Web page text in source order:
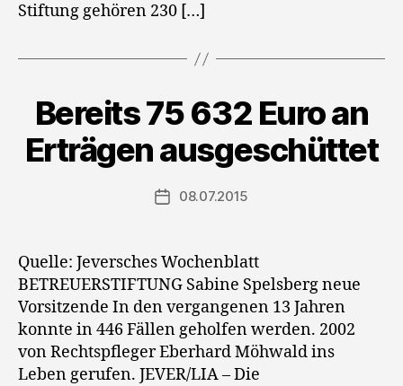
Stiftung gehören 230 […]
Bereits 75 632 Euro an
Erträgen ausgeschüttet
Veröffentlichungsdatum
08.07.2015
Quelle: Jeversches Wochenblatt
BETREUERSTIFTUNG Sabine Spelsberg neue
Vorsitzende In den vergangenen 13 Jahren
konnte in 446 Fällen geholfen werden. 2002
von Rechtspfleger Eberhard Möhwald ins
Leben gerufen. JEVER/LIA – Die